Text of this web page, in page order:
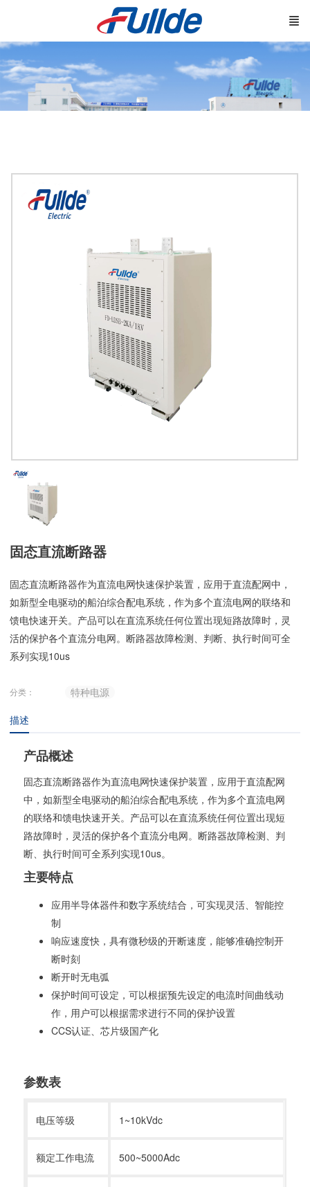
固态直流断路器
固态直流断路器作为直流电网快速保护装置，应用于直流配网中，
如新型全电驱动的船泊综合配电系统，作为多个直流电网的联络和
馈电快速开关。产品可以在直流系统任何位置出现短路故障时，灵
活的保护各个直流分电网。断路器故障检测、判断、执行时间可全
系列实现10us
分类：
特种电源
描述
产品概述
固态直流断路器作为直流电网快速保护装置，应用于直流配网
中，如新型全电驱动的船泊综合配电系统，作为多个直流电网
的联络和馈电快速开关。产品可以在直流系统任何位置出现短
路故障时，灵活的保护各个直流分电网。断路器故障检测、判
断、执行时间可全系列实现10us。
主要特点
应用半导体器件和数字系统结合，可实现灵活、智能控
制
响应速度快，具有微秒级的开断速度，能够准确控制开
断时刻
断开时无电弧
保护时间可设定，可以根据预先设定的电流时间曲线动
作，用户可以根据需求进行不同的保护设置
CCS认证、芯片级国产化
参数表
电压等级 1~10kVdc
额定工作电流 500~5000Adc